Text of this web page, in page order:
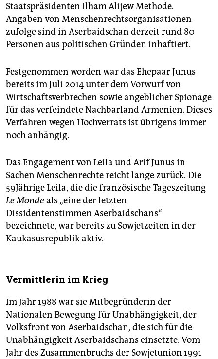
Staatspräsidenten Ilham Alijew Methode.
Angaben von Menschenrechtsorganisationen
zufolge sind in Aserbaidschan derzeit rund 80
Personen aus politischen Gründen inhaftiert.
Festgenommen worden war das Ehepaar Junus
bereits im Juli 2014 unter dem Vorwurf von
Wirtschaftsverbrechen sowie angeblicher Spionage
für das verfeindete Nachbarland Armenien. Dieses
Verfahren wegen Hochverrats ist übrigens immer
noch anhängig.
Das Engagement von Leila und Arif Junus in
Sachen Menschenrechte reicht lange zurück. Die
59Jährige Leila, die die französische Tageszeitung
Le Mondeals „eine der letzten
Dissidentenstimmen Aserbaidschans“
bezeichnete, war bereits zu Sowjetzeiten in der
Kaukasusrepublik aktiv.
Vermittlerin im Krieg
Im Jahr 1988 war sie Mitbegründerin der
Nationalen Bewegung für Unabhängigkeit, der
Volksfront von Aserbaidschan, die sich für die
Unabhängigkeit Aserbaidschans einsetzte. Vom
Jahr des Zusammenbruchs der Sowjetunion 1991